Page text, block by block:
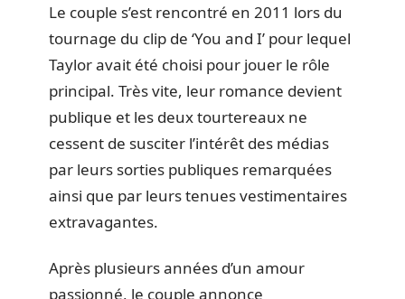
Le couple s’est rencontré en 2011 lors du
tournage du clip de ‘You and I’ pour lequel
Taylor avait été choisi pour jouer le rôle
principal. Très vite, leur romance devient
publique et les deux tourtereaux ne
cessent de susciter l’intérêt des médias
par leurs sorties publiques remarquées
ainsi que par leurs tenues vestimentaires
extravagantes.
Après plusieurs années d’un amour
passionné, le couple annonce